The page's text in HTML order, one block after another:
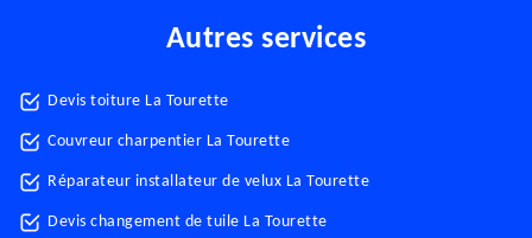
Autres services
Devis toiture La Tourette
Couvreur charpentier La Tourette
Réparateur installateur de velux La Tourette
Devis changement de tuile La Tourette